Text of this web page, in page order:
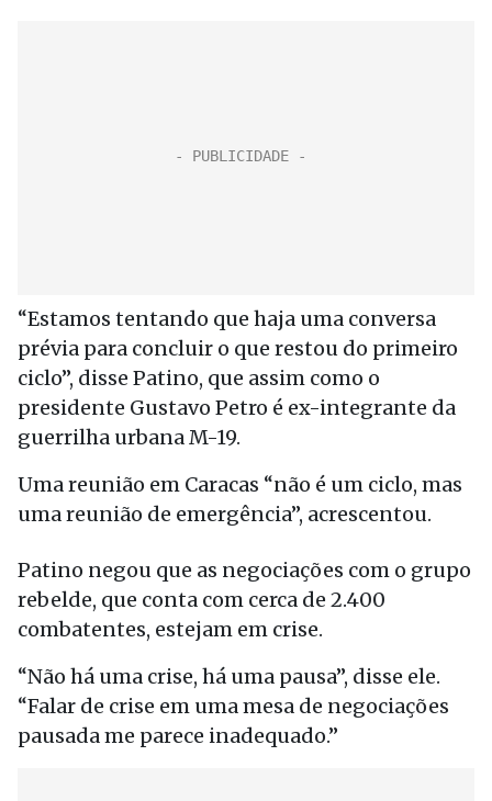
“Estamos tentando que haja uma conversa
prévia para concluir o que restou do primeiro
ciclo”, disse Patino, que assim como o
presidente Gustavo Petro é ex-integrante da
guerrilha urbana M-19.
Uma reunião em Caracas “não é um ciclo, mas
uma reunião de emergência”, acrescentou.
Patino negou que as negociações com o grupo
rebelde, que conta com cerca de 2.400
combatentes, estejam em crise.
“Não há uma crise, há uma pausa”, disse ele.
“Falar de crise em uma mesa de negociações
pausada me parece inadequado.”